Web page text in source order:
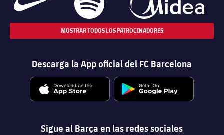
MOSTRAR TODOS LOS PATROCINADORES
Descarga la App oficial del FC Barcelona
Sigue al Barça en las redes sociales